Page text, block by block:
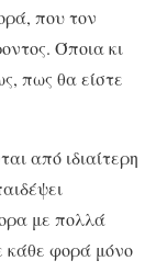
που τον
Όποια κι
πως θα είστε
από ιδιαίτερη
με πολλά
κάθε φορά μόνο